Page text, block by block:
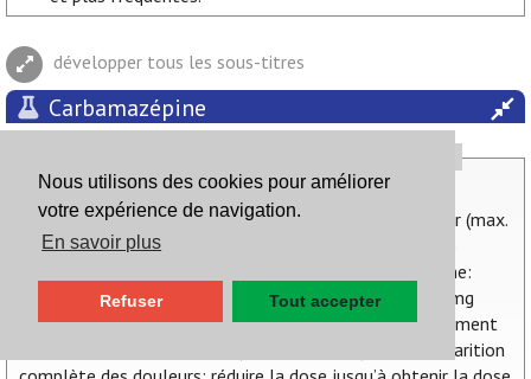
Nous utilisons des cookies pour améliorer
votre expérience de navigation.
En savoir plus
Refuser Tout accepter
développer tous les sous-titres
Carbamazépine
- épilepsie: dose initiale 100 à 200 mg 1 à 2x/jour, à
augmenter progressivement jusqu'à 400 mg 2 à 3x/jour (max.
2000 mg/jour; en 2 prises pour la forme à lib. modifiée)
- névralgie du trijumeau et névralgie glossopharyngienne:
dose initiale 100 mg (surtout chez patient âgé) à 200 mg
2x/jour (lib. normale ou sirop), à augmenter progressivement
jusqu'à 200 mg 3 à 4x/jour (max. 1,2 g/jour); après disparition